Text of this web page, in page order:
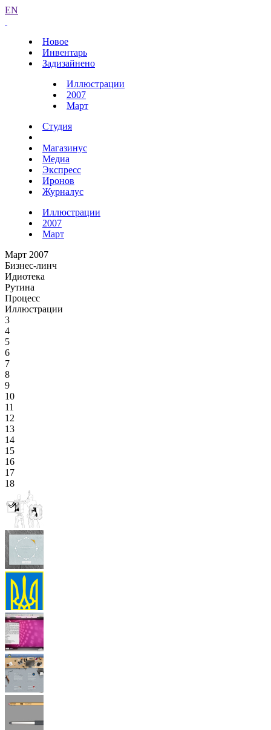
EN
Новое
Инвентарь
Задизайнено
Иллюстрации
2007
Март
Студия
Магазинус
Медиа
Экспресс
Иронов
Журналус
Иллюстрации
2007
Март
Март 2007
Бизнес-линч
Идиотека
Рутина
Процесс
Иллюстрации
3
4
5
6
7
8
9
10
11
12
13
14
15
16
17
18